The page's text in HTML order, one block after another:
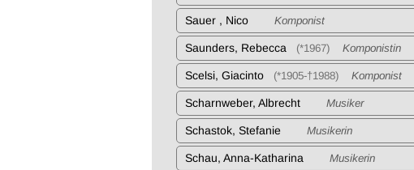
Sauer , Nico Komponist
Saunders, Rebecca (*1967) Komponistin
Scelsi, Giacinto (*1905-†1988) Komponist
Scharnweber, Albrecht Musiker
Schastok, Stefanie Musikerin
Schau, Anna-Katharina Musikerin